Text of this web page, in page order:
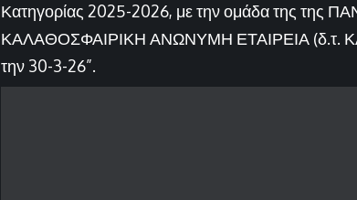
Κατηγορίας 2025-2026, με την ομάδα της
ΚΑΛΑΘΟΣΦΑΙΡΙΚΗ ΑΝΩΝΥΜΗ ΕΤΑΙΡΕΙΑ (δ.τ.
την 30-3-26”.